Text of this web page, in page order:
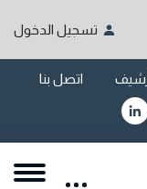
تسجيل الدخول
اتصل بنا